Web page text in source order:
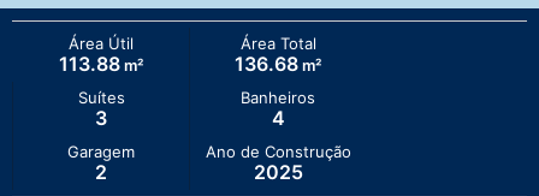
Área Útil
113.88m²
Área Total
136.68 m²
Suítes
3
Banheiros
4
Garagem
2
Ano de Construção
2025